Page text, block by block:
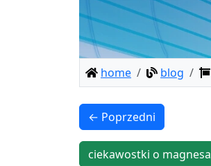
home blog
← Poprzedni
ciekawostki o